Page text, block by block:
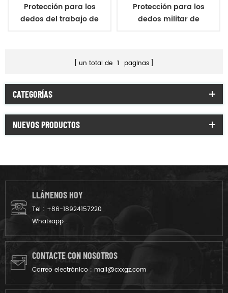
Protección para los
dedos del trabajo de
Protección para los
dedos militar de
un total de 1 paginas
CATEGORÍAS
NUEVOS PRODUCTOS
LLÁMENOS HOY
Tel : +86-18924157220
Whatsapp :
CONTACTE CON NOSOTROS
Correo electrónico : mail@cxxgz.com